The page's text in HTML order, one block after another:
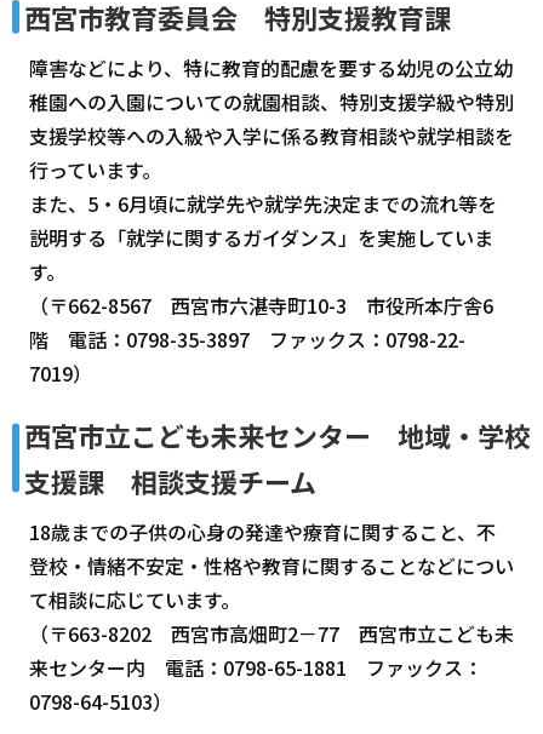
西宮市教育委員会 特別支援教育課
障害などにより、特に教育的配慮を要する幼児の公立幼
稚園への入園についての就園相談、特別支援学級や特別
支援学校等への入級や入学に係る教育相談や就学相談を
行っています。
また、5・6月頃に就学先や就学先決定までの流れ等を
説明する「就学に関するガイダンス」を実施していま
す。
（〒662-8567 西宮市六湛寺町10-3 市役所本庁舎6
階 電話：0798-35-3897 ファックス：0798-22-
7019）
西宮市立こども未来センター 地域・学校
支援課 相談支援チーム
18歳までの子供の心身の発達や療育に関すること、不
登校・情緒不安定・性格や教育に関することなどについ
て相談に応じています。
（〒663-8202 西宮市高畑町2－77 西宮市立こども未
来センター内 電話：0798-65-1881 ファックス：
0798-64-5103）